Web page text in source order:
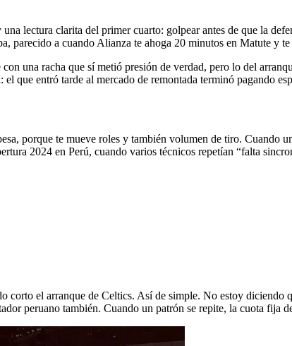
lectura clarita del primer cuarto: golpear antes de que la
parecido a cuando Alianza te ahoga 20 minutos en Matute y
una racha que sí metió presión de verdad, pero lo del
que entró tarde al mercado de remontada terminó pagando
porque te mueve roles y también volumen de tiro. Cuando
2024 en Perú, cuando varios técnicos repetían “falta
el arranque de Celtics. Así de simple. No estoy diciendo
peruano también. Cuando un patrón se repite, la cuota fija